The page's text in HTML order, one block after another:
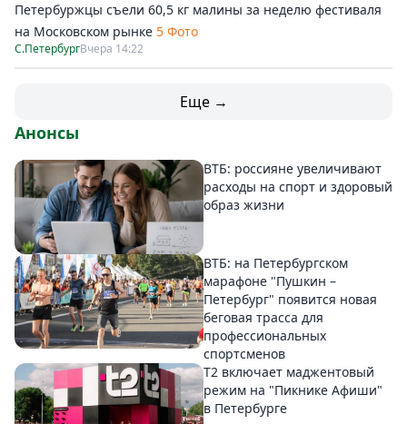
Петербуржцы съели 60,5 кг малины за неделю фестиваля
на Московском рынке 5 Фото
С.ПетербургВчера 14:22
Еще →
Анонсы
ВТБ: россияне увеличивают
расходы на спорт и здоровый
образ жизни
ВТБ: на Петербургском
марафоне "Пушкин –
Петербург" появится новая
беговая трасса для
профессиональных
спортсменов
Т2 включает маджентовый
режим на "Пикнике Афиши"
в Петербурге